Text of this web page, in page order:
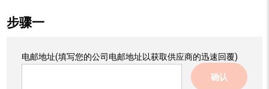
步骤一
电邮地址(填写您的公司电邮地址以获取供应商的迅速回覆)
确认